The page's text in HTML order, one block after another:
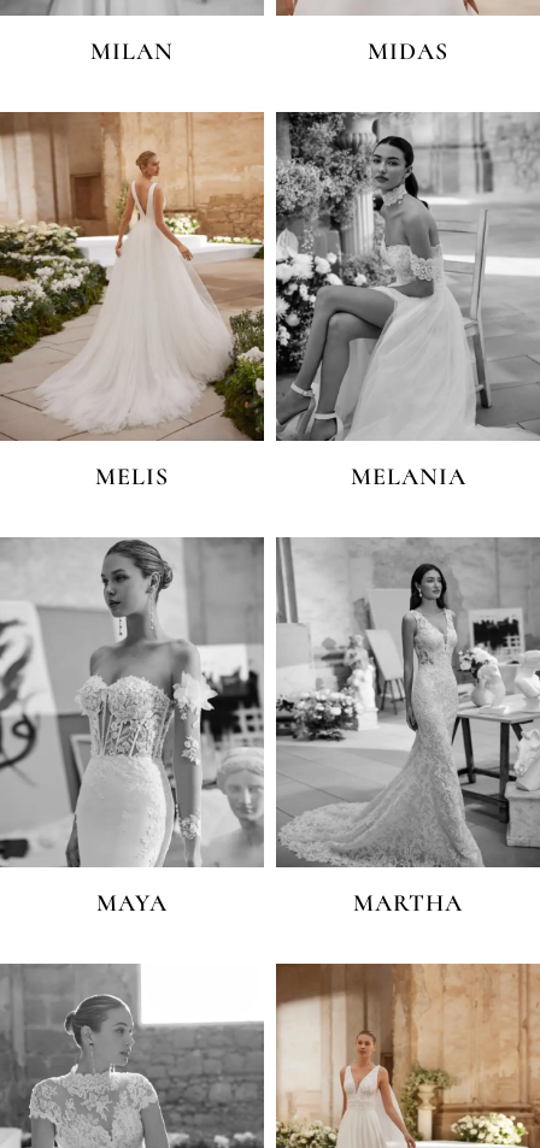
MILAN MIDAS
MELIS MELANIA
MAYA MARTHA